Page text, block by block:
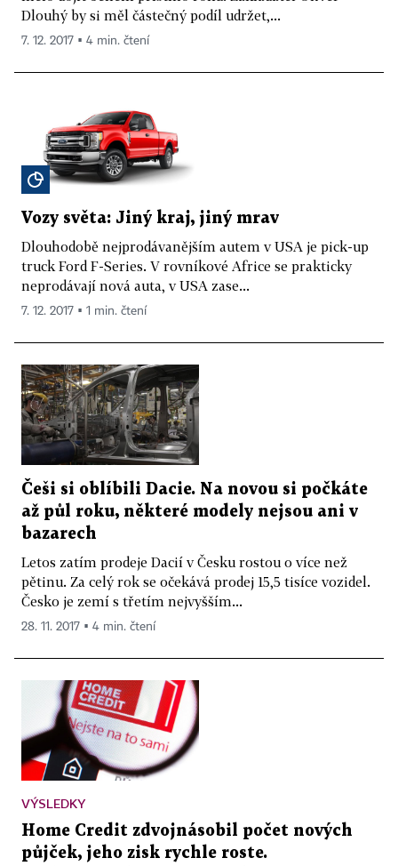
Dlouhý by si měl částečný podíl udržet,...
7. 12. 2017 ▪ 4 min. čtení
Vozy světa: Jiný kraj, jiný mrav
Dlouhodobě nejprodávanějším autem v USA je pick-up
truck Ford F-Series. V rovníkové Africe se prakticky
neprodávají nová auta, v USA zase...
7. 12. 2017 ▪ 1 min. čtení
Češi si oblíbili Dacie. Na novou si počkáte
až půl roku, některé modely nejsou ani v
bazarech
Letos zatím prodeje Dacií v Česku rostou o více než
pětinu. Za celý rok se očekává prodej 15,5 tisíce vozidel.
Česko je zemí s třetím nejvyšším...
28. 11. 2017 ▪ 4 min. čtení
VÝSLEDKY
Home Credit zdvojnásobil počet nových
půjček, jeho zisk rychle roste.